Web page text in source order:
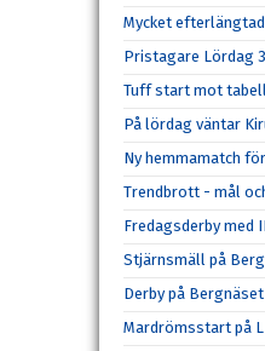
Mycket
Pristagare Lördag
Tuff start mot
På lördag väntar
Ny hemmamatch
Trendbrott - mål
Fredagsderby med
Stjärnsmäll på
Derby på Bergnäset
Mardrömsstart på